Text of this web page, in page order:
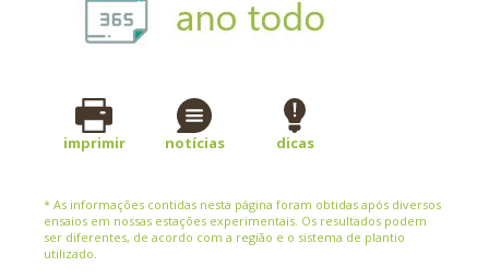
imprimir notícias dicas
* As informações contidas nesta página foram obtidas após diversos
ensaios em nossas estações experimentais. Os resultados podem
ser diferentes, de acordo com a região e o sistema de plantio
utilizado.